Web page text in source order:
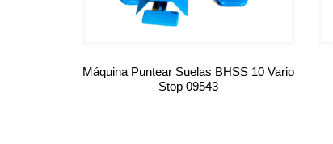
Máquina Puntear Suelas BHSS 10 Vario
Stop 09543